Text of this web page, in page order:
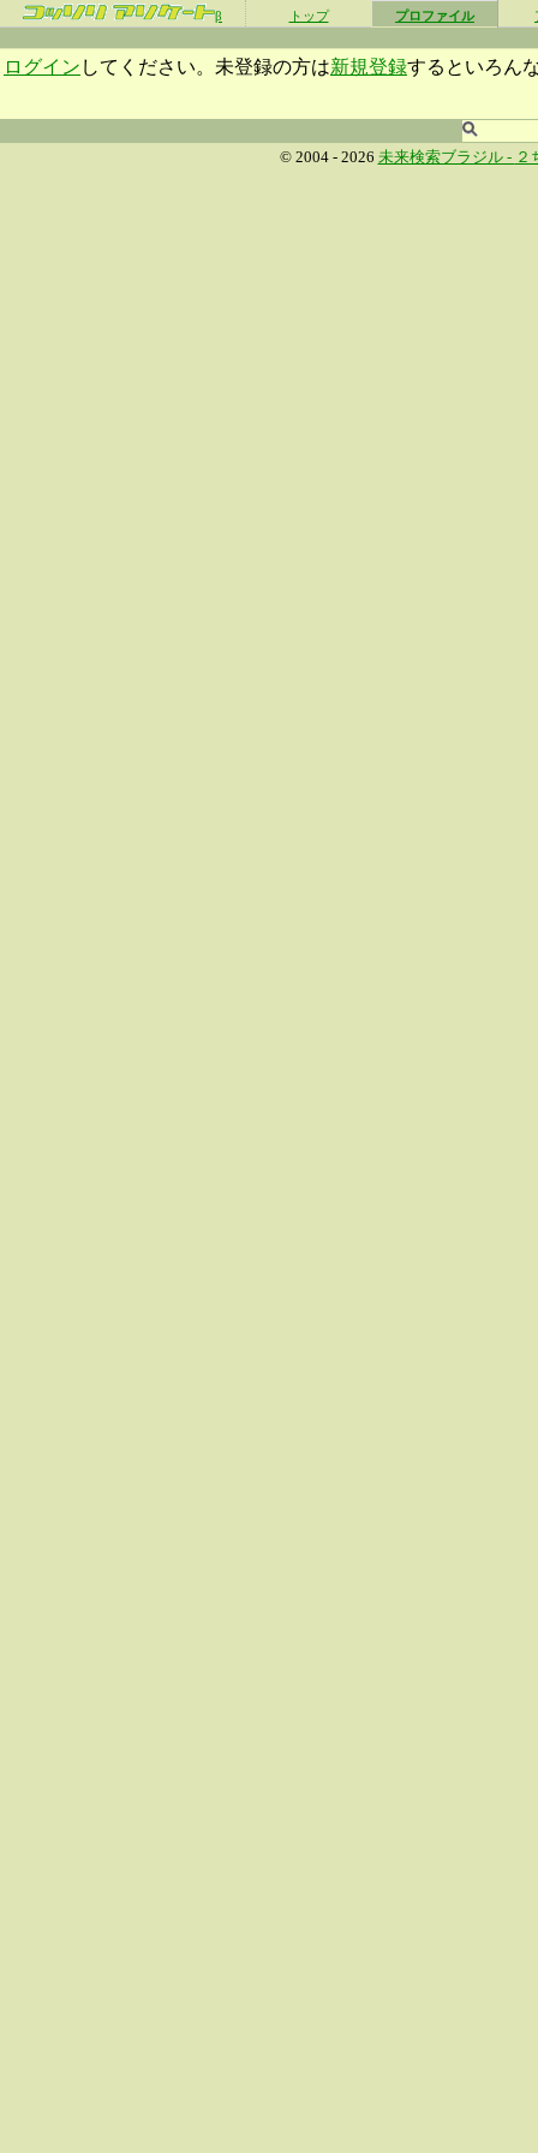
β トップ プロファイル
ログイン してください。未登録の方は新規登録するといろん
© 2004 - 2026 未来検索ブラジル - ２